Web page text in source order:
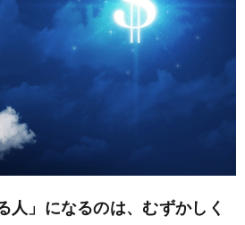
人」になるのは、むずかしく